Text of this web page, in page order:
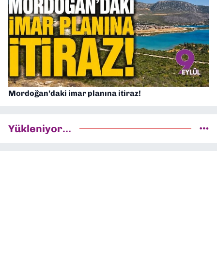
Mordoğan’daki imar planına itiraz!
Yükleniyor...